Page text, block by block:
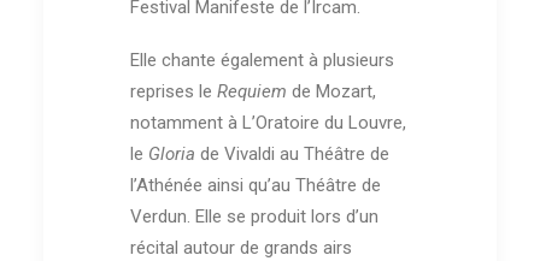
Festival Manifeste de l’Ircam.
Elle chante également à plusieurs
reprises le Requiem de Mozart,
notamment à L’Oratoire du Louvre,
le Gloria de Vivaldi au Théâtre de
l’Athénée ainsi qu’au Théâtre de
Verdun. Elle se produit lors d’un
récital autour de grands airs